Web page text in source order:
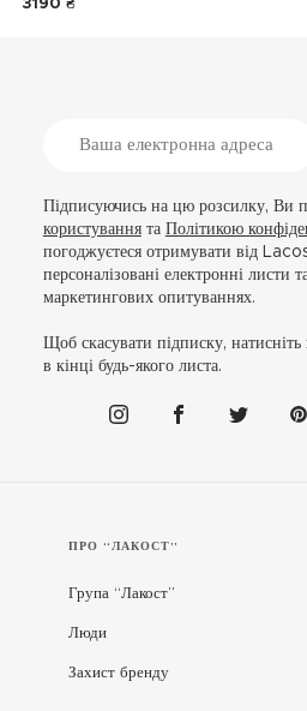
3190 ₴
Підписуючись на цю розсилку, Ви
користуваннята Політикою
погоджуєтеся отримувати від
персоналізовані електронні листи
маркетингових опитуваннях.
Щоб скасувати підписку,
в кінці будь-якого листа.
ПРО “ЛАКОСТ”
Група “Лакост”
Люди
Захист бренду